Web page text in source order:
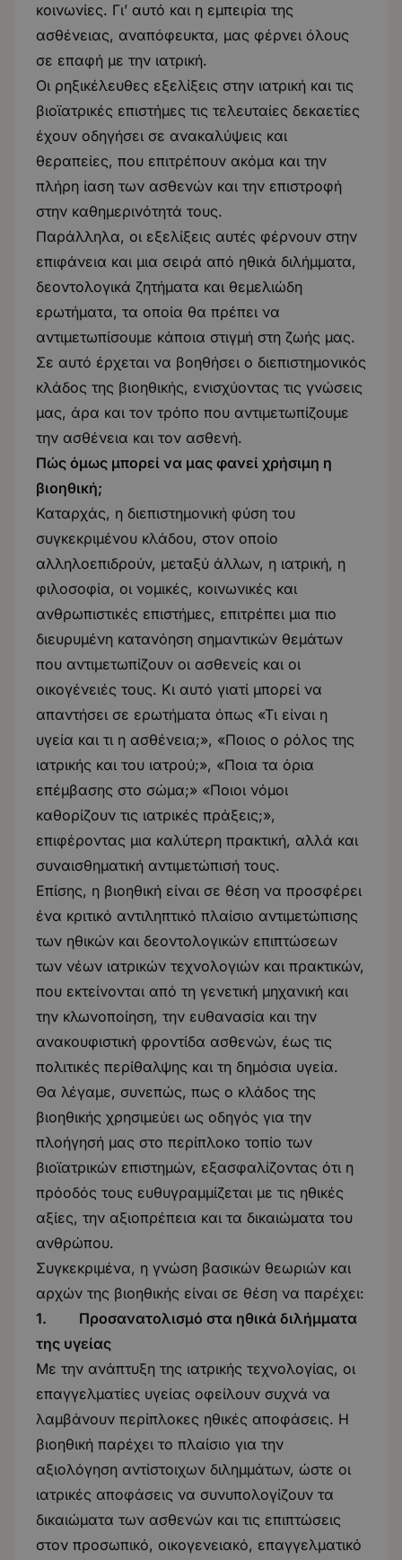
κοινωνίες. Γι’ αυτό και η εμπειρία της
ασθένειας, αναπόφευκτα, μας φέρνει όλους
σε επαφή με την ιατρική.
Οι ρηξικέλευθες εξελίξεις στην ιατρική και τις
βιοϊατρικές επιστήμες τις τελευταίες δεκαετίες
έχουν οδηγήσει σε ανακαλύψεις και
θεραπείες, που επιτρέπουν ακόμα και την
πλήρη ίαση των ασθενών και την επιστροφή
στην καθημερινότητά τους.
Παράλληλα, οι εξελίξεις αυτές φέρνουν στην
επιφάνεια και μια σειρά από ηθικά διλήμματα,
δεοντολογικά ζητήματα και θεμελιώδη
ερωτήματα, τα οποία θα πρέπει να
αντιμετωπίσουμε κάποια στιγμή στη ζωής μας.
Σε αυτό έρχεται να βοηθήσει ο διεπιστημονικός
κλάδος της βιοηθικής, ενισχύοντας τις γνώσεις
μας, άρα και τον τρόπο που αντιμετωπίζουμε
την ασθένεια και τον ασθενή.
Πώς όμως μπορεί να μας φανεί χρήσιμη η
βιοηθική;
Καταρχάς, η διεπιστημονική φύση του
συγκεκριμένου κλάδου, στον οποίο
αλληλοεπιδρούν, μεταξύ άλλων, η ιατρική, η
φιλοσοφία, οι νομικές, κοινωνικές και
ανθρωπιστικές επιστήμες, επιτρέπει μια πιο
διευρυμένη κατανόηση σημαντικών θεμάτων
που αντιμετωπίζουν οι ασθενείς και οι
οικογένειές τους. Κι αυτό γιατί μπορεί να
απαντήσει σε ερωτήματα όπως «Τι είναι η
υγεία και τι η ασθένεια;», «Ποιος ο ρόλος της
ιατρικής και του ιατρού;», «Ποια τα όρια
επέμβασης στο σώμα;» «Ποιοι νόμοι
καθορίζουν τις ιατρικές πράξεις;»,
επιφέροντας μια καλύτερη πρακτική, αλλά και
συναισθηματική αντιμετώπισή τους.
Επίσης, η βιοηθική είναι σε θέση να προσφέρει
ένα κριτικό αντιληπτικό πλαίσιο αντιμετώπισης
των ηθικών και δεοντολογικών επιπτώσεων
των νέων ιατρικών τεχνολογιών και πρακτικών,
που εκτείνονται από τη γενετική μηχανική και
την κλωνοποίηση, την ευθανασία και την
ανακουφιστική φροντίδα ασθενών, έως τις
πολιτικές περίθαλψης και τη δημόσια υγεία.
Θα λέγαμε, συνεπώς, πως ο κλάδος της
βιοηθικής χρησιμεύει ως οδηγός για την
πλοήγησή μας στο περίπλοκο τοπίο των
βιοϊατρικών επιστημών, εξασφαλίζοντας ότι η
πρόοδός τους ευθυγραμμίζεται με τις ηθικές
αξίες, την αξιοπρέπεια και τα δικαιώματα του
ανθρώπου.
Συγκεκριμένα, η γνώση βασικών θεωριών και
αρχών της βιοηθικής είναι σε θέση να παρέχει:
1. Προσανατολισμό στα ηθικά διλήμματα
της υγείας
Με την ανάπτυξη της ιατρικής τεχνολογίας, οι
επαγγελματίες υγείας οφείλουν συχνά να
λαμβάνουν περίπλοκες ηθικές αποφάσεις. Η
βιοηθική παρέχει το πλαίσιο για την
αξιολόγηση αντίστοιχων διλημμάτων, ώστε οι
ιατρικές αποφάσεις να συνυπολογίζουν τα
δικαιώματα των ασθενών και τις επιπτώσεις
στον προσωπικό, οικογενειακό, επαγγελματικό